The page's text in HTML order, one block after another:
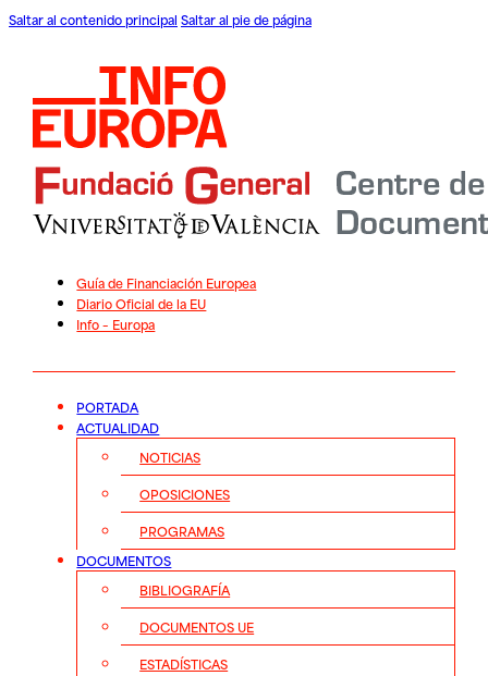
Saltar al contenido principal Saltar al pie de página
Guía de Financiación Europea
Diario Oficial de la EU
Info – Europa
PORTADA
ACTUALIDAD
NOTICIAS
OPOSICIONES
PROGRAMAS
DOCUMENTOS
BIBLIOGRAFÍA
DOCUMENTOS UE
ESTADÍSTICAS